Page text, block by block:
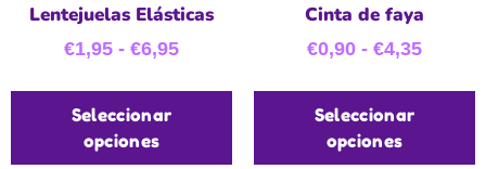
Lentejuelas Elásticas
€1,95 - €6,95
Seleccionar
opciones
Cinta de faya
€0,90 - €4,35
Seleccionar
opciones